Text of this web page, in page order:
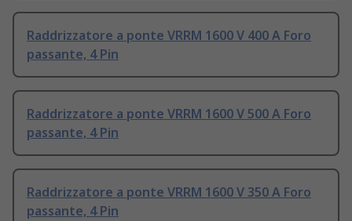
Raddrizzatore a ponte VRRM 1600 V 400 A Foro
passante, 4 Pin
Raddrizzatore a ponte VRRM 1600 V 500 A Foro
passante, 4 Pin
Raddrizzatore a ponte VRRM 1600 V 350 A Foro
passante, 4 Pin